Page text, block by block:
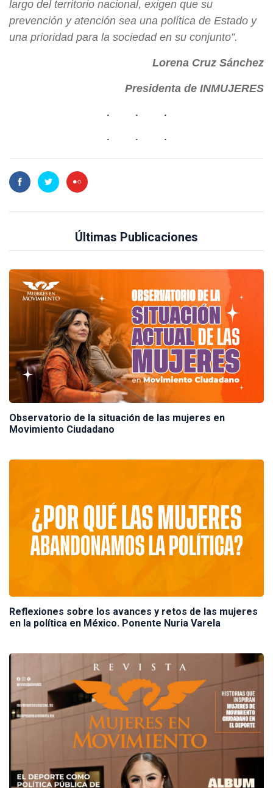
largo del territorio nacional, exigen que su
prevención y atención sea una política de Estado y
una prioridad para la sociedad en su conjunto”.
Lorena Cruz Sánchez
Presidenta de INMUJERES
Últimas Publicaciones
Observatorio de la situación de las mujeres en
Movimiento Ciudadano
Reflexiones sobre los avances y retos de las mujeres
en la política en México. Ponente Nuria Varela